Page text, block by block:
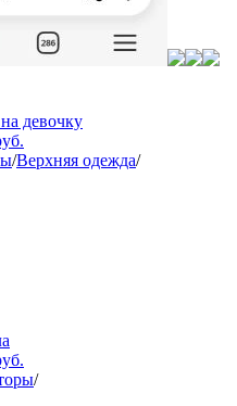
девочку
/Верхняя одежда/
/